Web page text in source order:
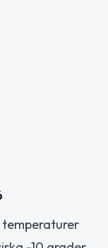
temperaturer